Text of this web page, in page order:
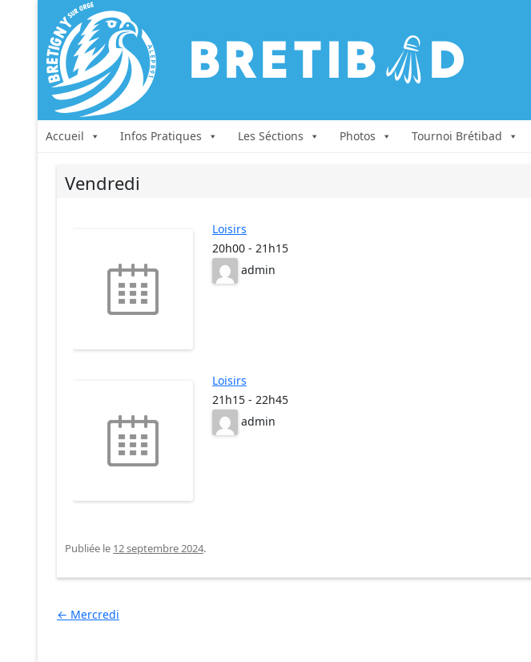
Accueil Infos Pratiques Les Séctions Photos Tournoi Brétibad
Vendredi
Loisirs
20h00 - 21h15
admin
Loisirs
21h15 - 22h45
admin
Publiée le 12 septembre 2024.
Navigation des articles
← Mercredi